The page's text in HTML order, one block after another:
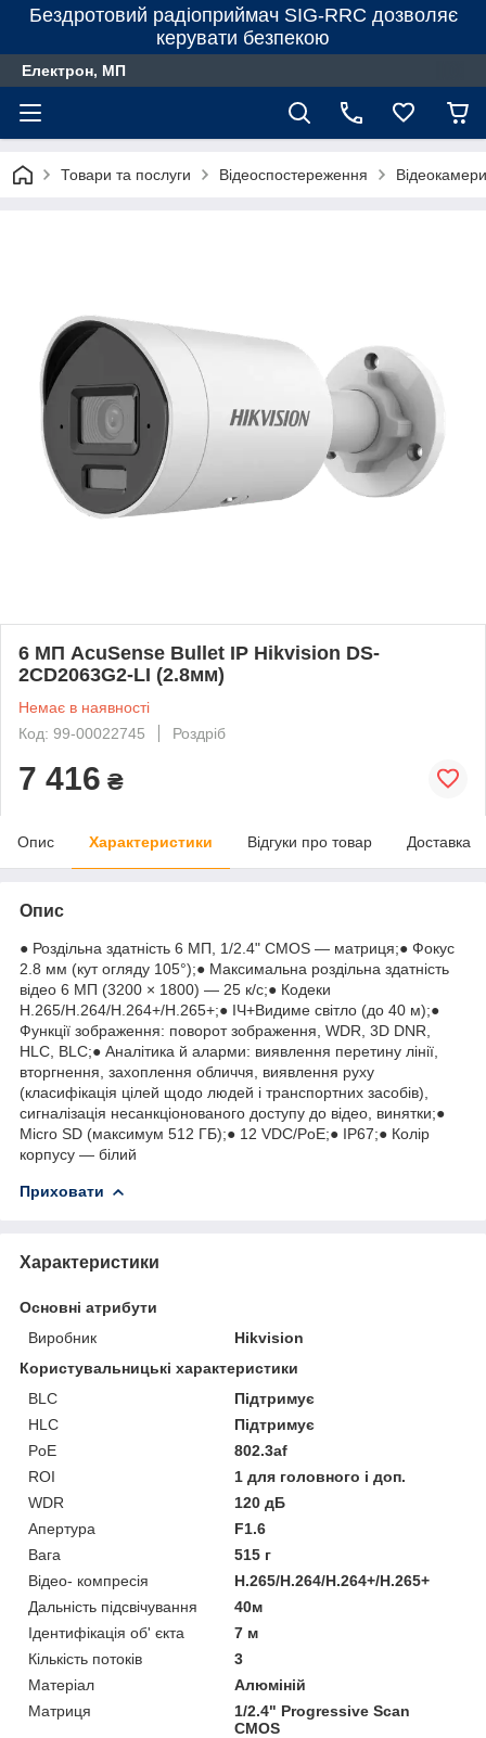
Бездротовий радіоприймач SIG-RRC дозволяє
керувати безпекою
Електрон, МП
Товари та послуги Відеоспостереження Відеокамери
6 МП AcuSense Bullet IP Hikvision DS-
2CD2063G2-LI (2.8мм)
Немає в наявності
Код: 99-00022745
Роздріб
7 416 ₴
Опис Характеристики Відгуки про товар Доставка
Опис
● Роздільна здатність 6 МП, 1/2.4" CMOS — матриця;● Фокус
2.8 мм (кут огляду 105°);● Максимальна роздільна здатність
відео 6 МП (3200 × 1800) — 25 к/с;● Кодеки
H.265/H.264/H.264+/H.265+;● ІЧ+Видиме світло (до 40 м);●
Функції зображення: поворот зображення, WDR, 3D DNR,
HLC, BLC;● Аналітика й аларми: виявлення перетину лінії,
вторгнення, захоплення обличчя, виявлення руху
(класифікація цілей щодо людей і транспортних засобів),
сигналізація несанкціонованого доступу до відео, винятки;●
Micro SD (максимум 512 ГБ);● 12 VDC/PoE;● IP67;● Колір
корпусу — білий
Приховати
Характеристики
Основні атрибути
Виробник
Hikvision
Користувальницькі характеристики
BLC
Підтримує
HLC
Підтримує
PoE
802.3af
ROI
1 для головного і доп.
WDR
120 дБ
Апертура
F1.6
Вага
515 г
Відео- компресія
H.265/H.264/H.264+/H.265+
Дальність підсвічування
40м
Ідентифікація об' єкта
7 м
Кількість потоків
3
Матеріал
Алюміній
Матриця
1/2.4" Progressive Scan
CMOS